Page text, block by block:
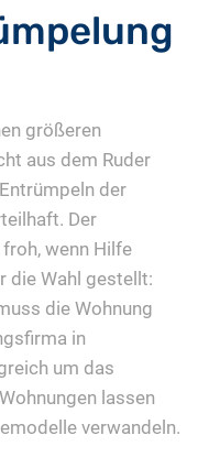
größeren
aus dem Ruder
der
Der
wenn Hilfe
die Wahl gestellt:
die Wohnung
in
um das
lassen
verwandeln.